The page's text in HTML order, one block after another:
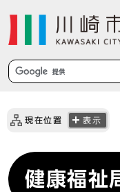
現在位置 表示
健康福祉